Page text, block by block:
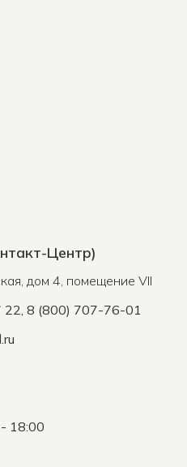
Центр)
дом 4, помещение VII
8 (800) 707-76-01
18:00